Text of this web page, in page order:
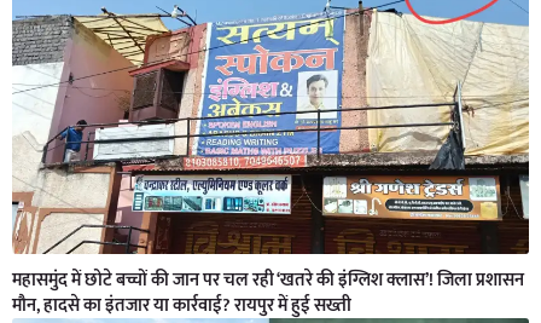
महासमुंद में छोटे बच्चों की जान पर चल रही ‘खतरे की इंग्लिश क्लास’! जिला प्रशासन
मौन, हादसे का इंतजार या कार्रवाई? रायपुर में हुई सख्ती